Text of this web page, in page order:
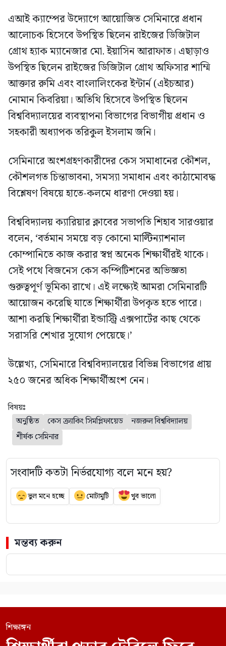
এআই ক্যাম্পের উদ্যোগে আয়োজিত সেমিনারে প্রধান
আলোচক হিসেবে উপস্থিত ছিলেন রাইজের ডিজিটাল
গ্রোথ হ্যাক ম্যানেজার মো. ইয়াসিন আরাফাত। এছাড়াও
উপস্থিত ছিলেন রাইজের ডিজিটাল গ্রোথ অফিসার শাম্মি
আক্তার রুমি এবং বাংলালিংকের ইন্টার্ন (এইচআর)
নোমান কিবরিয়া। অতিথি হিসেবে উপস্থিত ছিলেন
বিশ্ববিদ্যালয়ের ব্যবস্থাপনা বিভাগের বিভাগীয় প্রধান ও
সহকারী অধ্যাপক তরিকুল ইসলাম জনি।
সেমিনারে অংশগ্রহণকারীদের কেস সমাধানের কৌশল,
কৌশলগত চিন্তাভাবনা, সমস্যা সমাধান এবং কাঠামোবদ্ধ
বিশ্লেষণ বিষয়ে হাতে-কলমে ধারণা দেওয়া হয়।
বিশ্ববিদ্যালয় ক্যারিয়ার ক্লাবের সভাপতি শিহাব সারওয়ার
বলেন, ‘বর্তমান সময়ে বড় কোনো মাল্টিন্যাশনাল
কোম্পানিতে কাজ করার স্বপ্ন অনেক শিক্ষার্থীরই থাকে।
সেই পথে বিজনেস কেস কম্পিটিশনের অভিজ্ঞতা
গুরুত্বপূর্ণ ভূমিকা রাখে। এই লক্ষ্যেই আমরা সেমিনারটি
আয়োজন করেছি যাতে শিক্ষার্থীরা উপকৃত হতে পারে।
আশা করছি শিক্ষার্থীরা ইন্ডাস্ট্রি এক্সপার্টের কাছ থেকে
সরাসরি শেখার সুযোগ পেয়েছে।’
উল্লেখ্য, সেমিনারে বিশ্ববিদ্যালয়ের বিভিন্ন বিভাগের প্রায়
২৫০ জনের অধিক শিক্ষার্থীঅংশ নেন।
বিষয়ঃ
অনুষ্ঠিত
কেস ক্র্যাকিং সিমপ্লিফায়েড
নজরুল বিশ্ববিদ্যালয়
শীর্ষক সেমিনার
সংবাদটি কতটা নির্ভরযোগ্য বলে মনে হয়?
ভুল মনে হচ্ছে মোটামুটি খুব ভালো
মন্তব্য করুন
শিক্ষাঙ্গন